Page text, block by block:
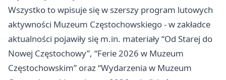
Wszystko to wpisuje się w szerszy program lutowych
aktywności Muzeum Częstochowskiego - w zakładce
aktualności pojawiły się m.in. materiały “Od Starej do
Nowej Częstochowy”, “Ferie 2026 w Muzeum
Częstochowskim” oraz “Wydarzenia w Muzeum